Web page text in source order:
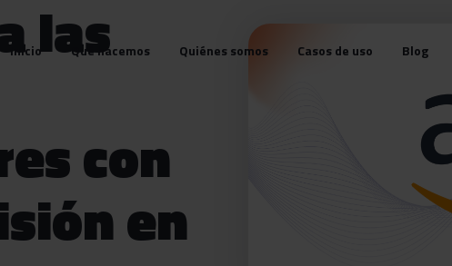
Inicio Qué hacemos Quiénes somos Casos de uso Blog
las
con
en